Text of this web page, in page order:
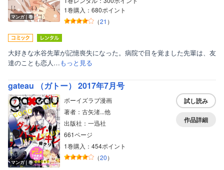
マンガ｜巻
1巻購入：680ポイント
（21 ）
大好きな水谷先輩が記憶喪失になった。病院で目を覚ました先輩は、友
達のことも恋人…もっと見る
gateau （ガトー） 2017年7月号
マンガ｜巻
ボーイズラブ漫画
著者：古矢渚...他
出版社：一迅社
661ページ
1巻購入：454ポイント
（20）
試し読み
作品詳細
ボーイズラブ
ティーンズラブ